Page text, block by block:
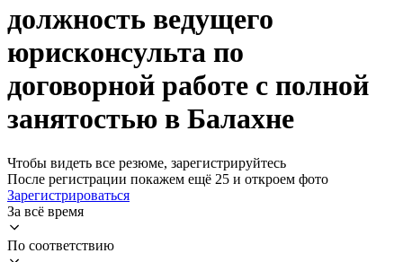
должность ведущего
юрисконсульта по
договорной работе с полной
занятостью в Балахне
Чтобы видеть все резюме, зарегистрируйтесь
После регистрации покажем ещё 25 и откроем фото
Зарегистрироваться
За всё время
По соответствию